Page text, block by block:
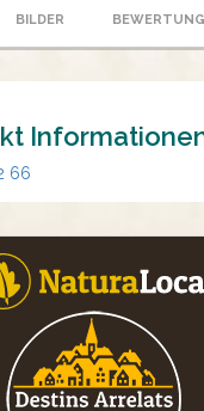
BILDER
66